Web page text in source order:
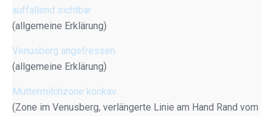
auffallend sichtbar
(allgemeine Erklärung)
Venusberg angefressen
(allgemeine Erklärung)
Muttermilchzone konkav
(Zone im Venusberg, verlängerte Linie am Hand Rand vom